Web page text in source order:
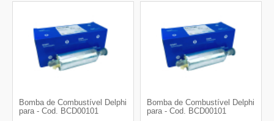
Bomba de Combustível Delphi
para - Cod. BCD00101
Bomba de Combustível Delphi
para - Cod. BCD00101